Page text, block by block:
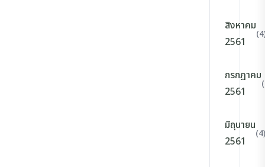
สิงหาคม
2561
กรกฎาคม
2561
มิถุนายน
2561
(4)